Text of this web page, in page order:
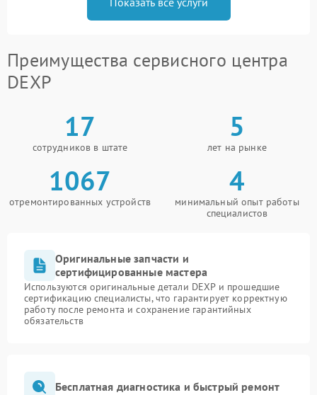
Преимущества сервисного центра
DEXP
17
сотрудников в штате
5
лет на рынке
1067
отремонтированных устройств
4
минимальный опыт работы
специалистов
Оригинальные запчасти и
сертифицированные мастера
Используются оригинальные детали DEXP и прошедшие
сертификацию специалисты, что гарантирует корректную
работу после ремонта и сохранение гарантийных
обязательств
Бесплатная диагностика и быстрый ремонт